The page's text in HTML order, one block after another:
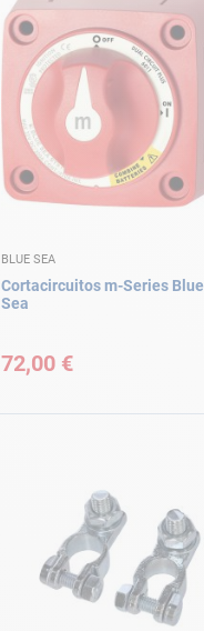
BLUE SEA
Cortacircuitos m-Series Blue
Sea
72,00 €